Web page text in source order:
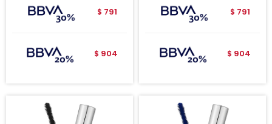
$ 791
$ 904
$ 791
$ 904